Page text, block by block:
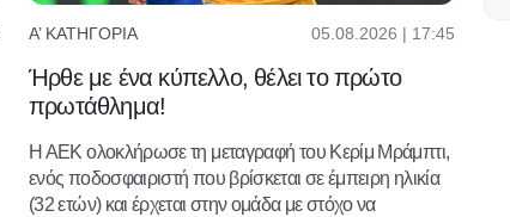
Α’ ΚΑΤΗΓΟΡΊΑ 05.08.2026 | 17:45
Ήρθε με ένα κύπελλο, θέλει το πρώτο
πρωτάθλημα!
Η ΑΕΚ ολοκλήρωσε τη μεταγραφή του Κερίμ Μράμπτι,
ενός ποδοσφαιριστή που βρίσκεται σε έμπειρη ηλικία
(32 ετών) και έρχεται στην ομάδα με στόχο να